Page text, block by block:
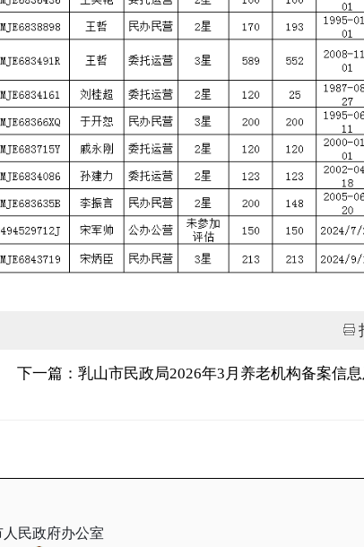
下一篇：乳山市民政局2026年3月养老机构备案信
民政府办公室